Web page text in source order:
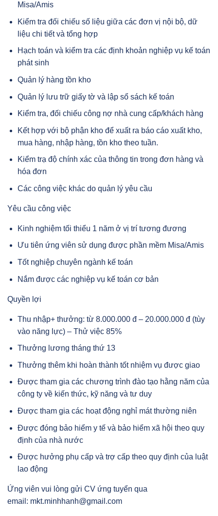
Misa/Amis
Kiểm tra đối chiếu số liệu giữa các đơn vị nội bộ, dữ
liệu chi tiết và tổng hợp
Hạch toán và kiểm tra các định khoản nghiệp vụ kế toán
phát sinh
Quản lý hàng tồn kho
Quản lý lưu trữ giấy tờ và lập sổ sách kế toán
Kiểm tra, đối chiếu công nợ nhà cung cấp/khách hàng
Kết hợp với bộ phận kho để xuất ra báo cáo xuất kho,
mua hàng, nhập hàng, tồn kho theo tuần.
Kiểm trạ độ chính xác của thông tin trong đơn hàng và
hóa đơn
Các công việc khác do quản lý yêu cầu
Yêu cầu công việc
Kinh nghiệm tối thiểu 1 năm ở vị trí tương đương
Ưu tiên ứng viên sử dụng được phần mềm Misa/Amis
Tốt nghiệp chuyên ngành kế toán
Nắm được các nghiệp vụ kế toán cơ bản
Quyền lợi
Thu nhập+ thưởng: từ 8.000.000 đ – 20.000.000 đ (tùy
vào năng lực) – Thử việc 85%
Thưởng lương tháng thứ 13
Thưởng thêm khi hoàn thành tốt nhiệm vụ được giao
Được tham gia các chương trình đào tạo hằng năm của
công ty về kiến thức, kỹ năng và tư duy
Được tham gia các hoạt động nghỉ mát thường niên
Được đóng bảo hiểm y tế và bảo hiểm xã hội theo quy
định của nhà nước
Được hưởng phụ cấp và trợ cấp theo quy định của luật
lao động
Ứng viên vui lòng gửi CV ứng tuyển qua
email: mkt.minhhanh@gmail.com